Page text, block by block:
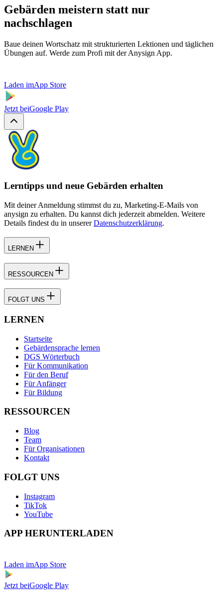
Gebärden meistern statt nur
nachschlagen
Baue deinen Wortschatz mit strukturierten Lektionen und täglichen
Übungen auf. Werde zum Profi mit der Anysign App.
Laden imApp Store
Jetzt beiGoogle Play
Lerntipps und neue Gebärden erhalten
Mit deiner Anmeldung stimmst du zu, Marketing-E-Mails von
anysign zu erhalten. Du kannst dich jederzeit abmelden. Weitere
Details findest du in unserer Datenschutzerklärung.
LERNEN
RESSOURCEN
FOLGT UNS
LERNEN
Startseite
Gebärdensprache lernen
DGS Wörterbuch
Für Kommunikation
Für den Beruf
Für Anfänger
Für Bildung
RESSOURCEN
Blog
Team
Für Organisationen
Kontakt
FOLGT UNS
Instagram
TikTok
YouTube
APP HERUNTERLADEN
Laden imApp Store
Jetzt beiGoogle Play